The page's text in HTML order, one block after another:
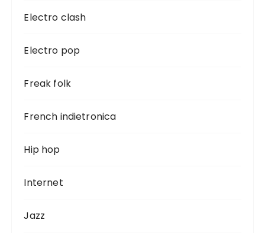
Electro clash
Electro pop
Freak folk
French indietronica
Hip hop
Internet
Jazz